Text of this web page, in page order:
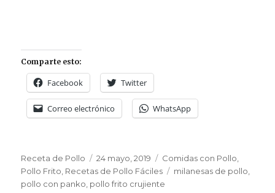
Comparte esto:
Facebook Twitter
Correo electrónico WhatsApp
Autor
Receta de Pollo
Publicado
el
24 mayo, 2019 Categorías
Comidas con Pollo
Pollo Frito Recetas de Pollo Fáciles Etiquetas
milanesas de pollo
pollo con panko pollo frito crujiente